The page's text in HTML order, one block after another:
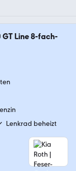
GT Line 8-fach-
Lenkrad beheizt